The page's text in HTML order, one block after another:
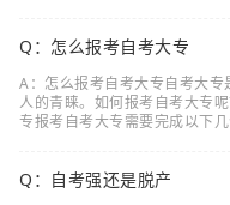
Q：怎么报考自考大专
A：怎么报考自考大专自考大
人的青睐。如何报考自考大专
专报考自考大专需要完成以下
Q：自考强还是脱产